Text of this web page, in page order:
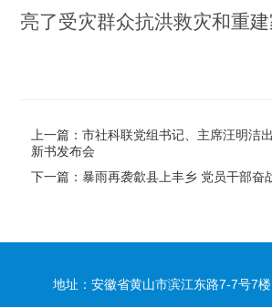
亮了受灾群众抗洪救灾和重建
上一篇：市社科联党组书记、主席汪明洁
新书发布会
下一篇：暴雨再袭歙县上丰乡 党员干部奋
地址：安徽省黄山市滨江东路7-7号7